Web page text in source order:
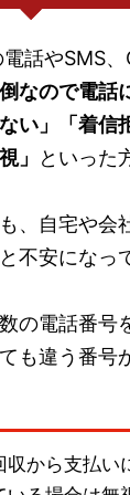
話やSMS
倒なので電話
い」「着信
」
といった
、自宅や会
不安になっ
の電話番号
も違う番号
収から支払い